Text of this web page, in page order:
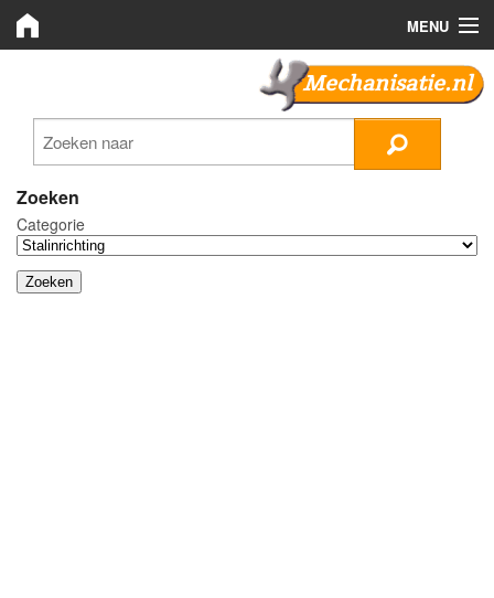
MENU
Zoeken
Nieuws
Mechanisatie.nl
Zoeken
Categorie